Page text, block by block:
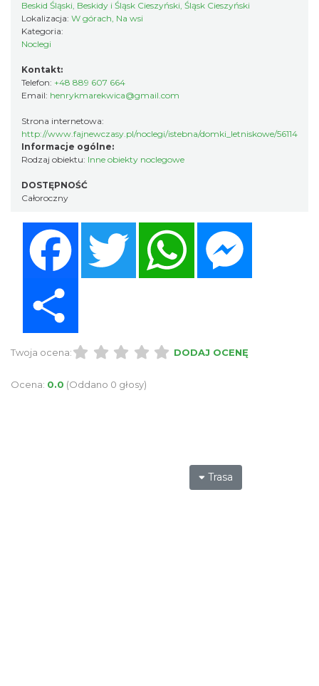
Beskid Śląski, Beskidy i Śląsk Cieszyński, Śląsk Cieszyński
Lokalizacja: W górach, Na wsi
Kategoria:
Noclegi
Kontakt:
Telefon: +48 889 607 664
Email: henrykmarekwica@gmail.com
Strona internetowa:
http://www.fajnewczasy.pl/noclegi/istebna/domki_letniskowe/56114
Informacje ogólne:
Rodzaj obiektu: Inne obiekty noclegowe
DOSTĘPNOŚĆ
Całoroczny
Twitter WhatsApp
Twoja ocena: DODAJ OCENĘ
Ocena: 0.0 (Oddano 0 głosy)
Trasa